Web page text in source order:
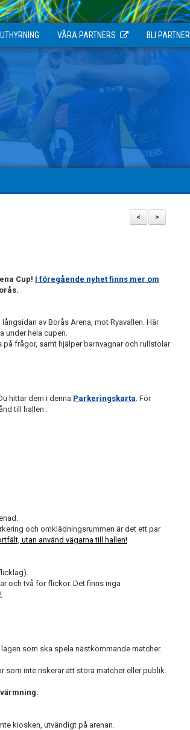
UTHYRNING VÅRA PARTNERS BLI PARTNER
>
<
Cup! I föregående nyhet finns mer om
av Borås Arena, mot Ryavallen. Här
under hela cupen.
på frågor, samt hjälper barnvagnar och rullstolar
hittar dem i denna Parkeringskarta. För
till hallen .
och omklädningsrummen är det ett par
utan använd vägarna till hallen!
och två för flickor. Det finns inga
som ska spela nästkommande matcher.
som inte riskerar att störa matcher eller publik.
kiosken, utvändigt på arenan.